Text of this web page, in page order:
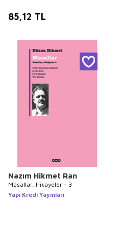
85,12 TL
Nazım Hikmet Ran
Masallar, Hikayeler - 3
Yapı Kredi Yayınları